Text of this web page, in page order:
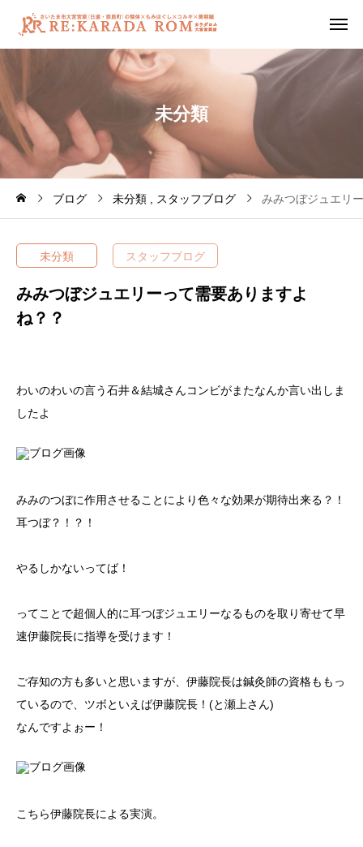
未分類
ブログ 未分類 スタッフブログ みみつぼジュエリ
未分類 スタッフブログ
みみつぼジュエリーって需要ありますよ
ね？？
わいのわいの言う石井＆結城さんコンビがまたなんか言い出しま
したよ
みみのつぼに作用させることにより色々な効果が期待出来る？！
耳つぼ？！？！
やるしかないってば！
ってことで超個人的に耳つぼジュエリーなるものを取り寄せて早
速伊藤院長に指導を受けます！
ご存知の方も多いと思いますが、伊藤院長は鍼灸師の資格ももっ
ているので、ツボといえば伊藤院長！(と瀬上さん)
なんですよぉー！
こちら伊藤院長による実演。